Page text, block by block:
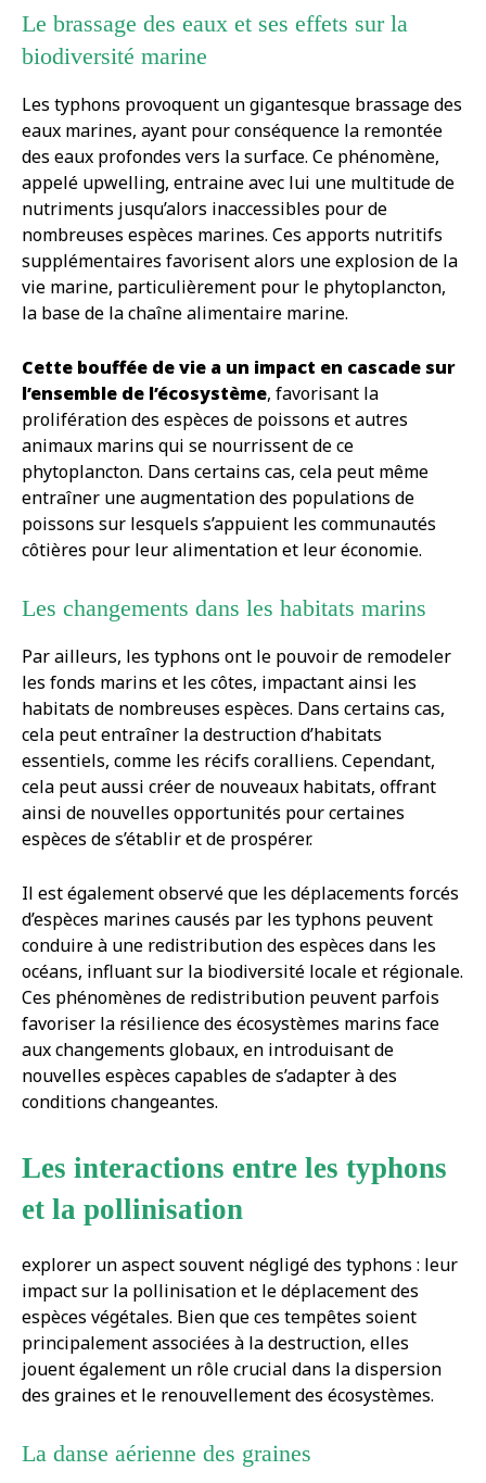
Le brassage des eaux et ses effets sur la
biodiversité marine
Les typhons provoquent un gigantesque brassage des
eaux marines, ayant pour conséquence la remontée
des eaux profondes vers la surface. Ce phénomène,
appelé upwelling, entraine avec lui une multitude de
nutriments jusqu’alors inaccessibles pour de
nombreuses espèces marines. Ces apports nutritifs
supplémentaires favorisent alors une explosion de la
vie marine, particulièrement pour le phytoplancton,
la base de la chaîne alimentaire marine.
Cette bouffée de vie a un impact en cascade sur
l’ensemble de l’écosystème, favorisant la
prolifération des espèces de poissons et autres
animaux marins qui se nourrissent de ce
phytoplancton. Dans certains cas, cela peut même
entraîner une augmentation des populations de
poissons sur lesquels s’appuient les communautés
côtières pour leur alimentation et leur économie.
Les changements dans les habitats marins
Par ailleurs, les typhons ont le pouvoir de remodeler
les fonds marins et les côtes, impactant ainsi les
habitats de nombreuses espèces. Dans certains cas,
cela peut entraîner la destruction d’habitats
essentiels, comme les récifs coralliens. Cependant,
cela peut aussi créer de nouveaux habitats, offrant
ainsi de nouvelles opportunités pour certaines
espèces de s’établir et de prospérer.
Il est également observé que les déplacements forcés
d’espèces marines causés par les typhons peuvent
conduire à une redistribution des espèces dans les
océans, influant sur la biodiversité locale et régionale.
Ces phénomènes de redistribution peuvent parfois
favoriser la résilience des écosystèmes marins face
aux changements globaux, en introduisant de
nouvelles espèces capables de s’adapter à des
conditions changeantes.
Les interactions entre les typhons
et la pollinisation
explorer un aspect souvent négligé des typhons : leur
impact sur la pollinisation et le déplacement des
espèces végétales. Bien que ces tempêtes soient
principalement associées à la destruction, elles
jouent également un rôle crucial dans la dispersion
des graines et le renouvellement des écosystèmes.
La danse aérienne des graines